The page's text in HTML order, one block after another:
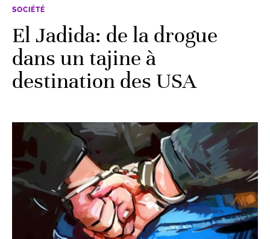
SOCIÉTÉ
El Jadida: de la drogue
dans un tajine à
destination des USA